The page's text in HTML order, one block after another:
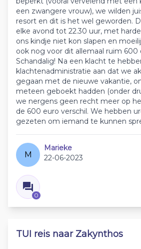
een zwangere vrouw), we wilden
resort en dit is het wel geworden.
elke avond tot 22.30 uur, met
ons kindje niet kon slapen en
ook nog voor dit allemaal ruim 600
Schandalig! Na een klacht te
klachtenadministratie aan dat we
gegaan met de nieuwe vakantie,
meteen geboekt hadden (onder
we nergens geen recht meer op
de 600 euro verschil. We hebben
gezeten om iemand te kunnen
M
Marieke
22-06-2023
0
TUI reis naar Zakynthos